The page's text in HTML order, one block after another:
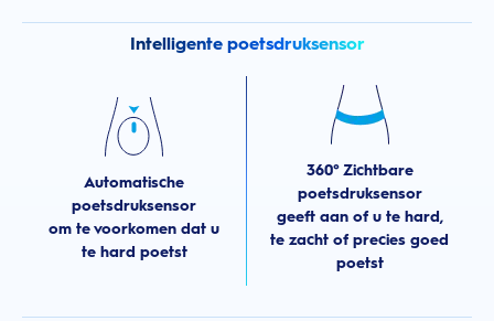
Intelligente poetsdruksensor
Automatische
poetsdruksensor
om te voorkomen dat u
te hard poetst
360° Zichtbare
poetsdruksensor
geeft aan of u te hard,
te zacht of precies goed
poetst